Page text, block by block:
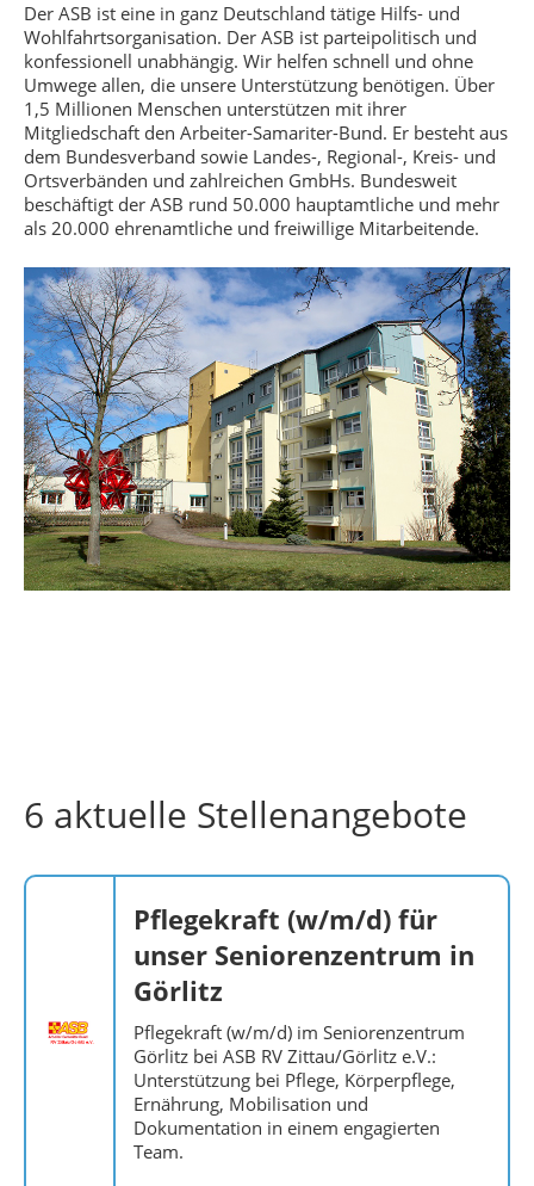
Der ASB ist eine in ganz Deutschland tätige Hilfs- und
Wohlfahrtsorganisation. Der ASB ist parteipolitisch und
konfessionell unabhängig. Wir helfen schnell und ohne
Umwege allen, die unsere Unterstützung benötigen. Über
1,5 Millionen Menschen unterstützen mit ihrer
Mitgliedschaft den Arbeiter-Samariter-Bund. Er besteht aus
dem Bundesverband sowie Landes-, Regional-, Kreis- und
Ortsverbänden und zahlreichen GmbHs. Bundesweit
beschäftigt der ASB rund 50.000 hauptamtliche und mehr
als 20.000 ehrenamtliche und freiwillige Mitarbeitende.
6 aktuelle Stellenangebote
Pflegekraft (w/m/d) für
unser Seniorenzentrum in
Görlitz
Pflegekraft (w/m/d) im Seniorenzentrum
Görlitz bei ASB RV Zittau/Görlitz e.V.:
Unterstützung bei Pflege, Körperpflege,
Ernährung, Mobilisation und
Dokumentation in einem engagierten
Team.